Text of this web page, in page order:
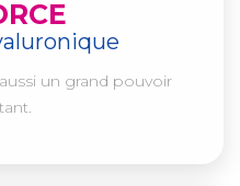
un grand pouvoir